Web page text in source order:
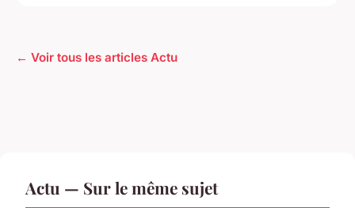
← Voir tous les articles Actu
Actu — Sur le même sujet